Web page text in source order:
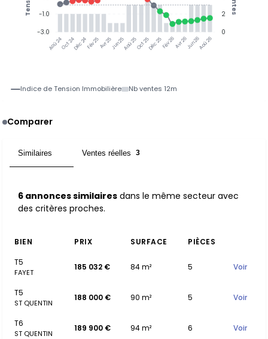
Aoû 24Oct 24Déc 24Fév 25Avr 25Jun 25Aoû 25Oct 25Déc 25Fév 26Avr 26Jun 26Aoû 26
2
0
-1.0
-3.0
Indice de Tension Immobilière Nb ventes 12m
Comparer
Similaires Ventes réelles 3
6 annonces similaires dans le même secteur avec
des critères proches.
BIEN PRIX SURFACE
PIÈCES
T5
FAYET
185 032 € 84 m² 5 Voir
T5
ST QUENTIN
188 000 € 90 m² 5 Voir
T6
ST QUENTIN
189 900 € 94 m² 6 Voir